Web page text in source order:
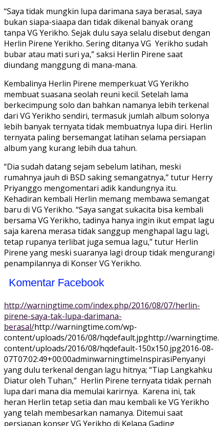
“Saya tidak mungkin lupa darimana saya berasal, saya
bukan siapa-siaapa dan tidak dikenal banyak orang
tanpa VG Yerikho. Sejak dulu saya selalu disebut dengan
Herlin Pirene Yerikho. Sering ditanya VG Yerikho sudah
bubar atau mati suri ya,” saksi Herlin Pirene saat
diundang manggung di mana-mana.
Kembalinya Herlin Pirene memperkuat VG Yerikho
membuat suasana seolah reuni kecil. Setelah lama
berkecimpung solo dan bahkan namanya lebih terkenal
dari VG Yerikho sendiri, termasuk jumlah album solonya
lebih banyak ternyata tidak membuatnya lupa diri. Herlin
ternyata paling bersemangat latihan selama persiapan
album yang kurang lebih dua tahun.
“Dia sudah datang sejam sebelum latihan, meski
rumahnya jauh di BSD saking semangatnya,” tutur Herry
Priyanggo mengomentari adik kandungnya itu.
Kehadiran kembali Herlin memang membawa semangat
baru di VG Yerikho. “Saya sangat sukacita bisa kembali
bersama VG Yerikho, tadinya hanya ingin ikut empat lagu
saja karena merasa tidak sanggup menghapal lagu lagi,
tetap rupanya terlibat juga semua lagu,” tutur Herlin
Pirene yang meski suaranya lagi droup tidak mengurangi
penampilannya di Konser VG Yerikho.
Komentar Facebook
http://warningtime.com/index.php/2016/08/07/herlin-
pirene-saya-tak-lupa-darimana-
berasal/http://warningtime.com/wp-
content/uploads/2016/08/hqdefault.jpghttp://
content/uploads/2016/08/hqdefault-150x150.jpg2016-08-
07T07:02:49+00:00adminwarningtimeInspirasiPenyanyi
yang dulu terkenal dengan lagu hitnya; “Tiap Langkahku
Diatur oleh Tuhan,” Herlin Pirene ternyata tidak pernah
lupa dari mana dia memulai karirnya. Karena ini, tak
heran Herlin tetap setia dan mau kembali ke VG Yerikho
yang telah membesarkan namanya. Ditemui saat
persiapan konser VG Yerikho di Kelapa Gading